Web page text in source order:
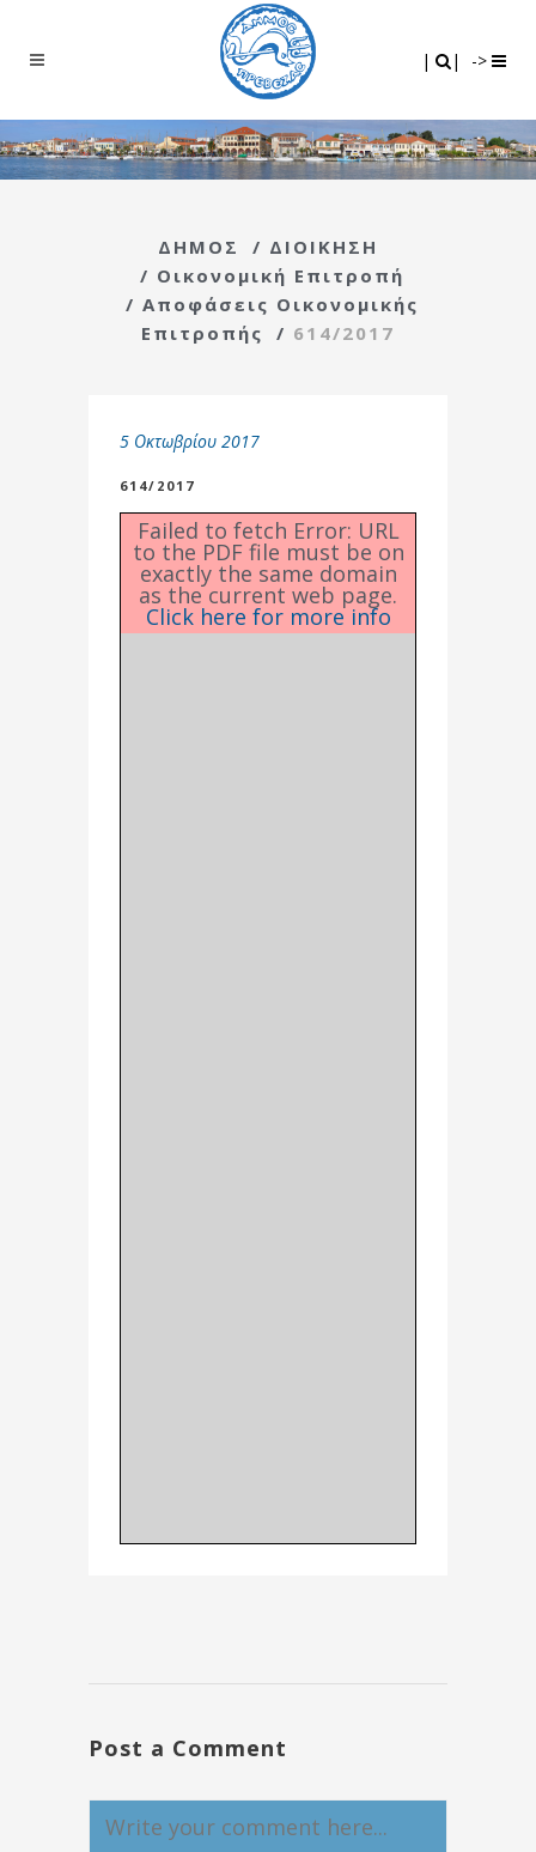
| | ->
ΔΗΜΟΣ / ΔΙΟΙΚΗΣΗ
/ Οικονομική Επιτροπή
/ Αποφάσεις Οικονομικής
Επιτροπής
/ 614/2017
5 Οκτωβρίου 2017
614/2017
Failed to fetch Error: URL
to the PDF file must be on
exactly the same domain
as the current web page.
Click here for more info
Post a Comment